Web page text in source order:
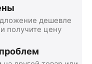
дешевле
получите цену